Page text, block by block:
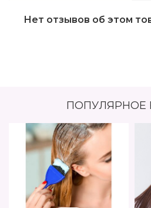
Нет отзывов об этом
ПОПУЛЯРНОЕ